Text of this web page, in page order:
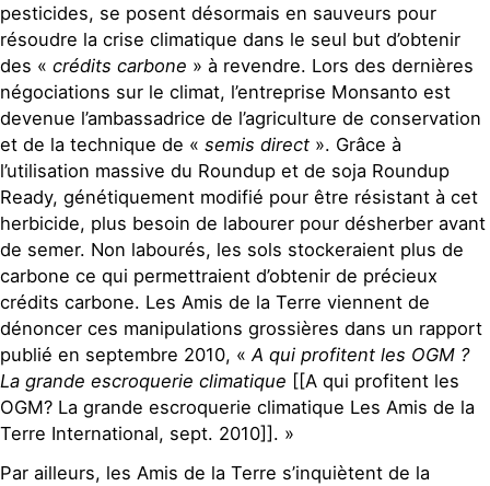
pesticides, se posent désormais en sauveurs pour
résoudre la crise climatique dans le seul but d’obtenir
des « crédits carbone » à revendre. Lors des dernières
négociations sur le climat, l’entreprise Monsanto est
devenue l’ambassadrice de l’agriculture de conservation
et de la technique de « semis direct ». Grâce à
l’utilisation massive du Roundup et de soja Roundup
Ready, génétiquement modifié pour être résistant à cet
herbicide, plus besoin de labourer pour désherber avant
de semer. Non labourés, les sols stockeraient plus de
carbone ce qui permettraient d’obtenir de précieux
crédits carbone. Les Amis de la Terre viennent de
dénoncer ces manipulations grossières dans un rapport
publié en septembre 2010, « A qui profitent les OGM ?
La grande escroquerie climatique [[A qui profitent les
OGM? La grande escroquerie climatique Les Amis de la
Terre International, sept. 2010]]. »
Par ailleurs, les Amis de la Terre s’inquiètent de la